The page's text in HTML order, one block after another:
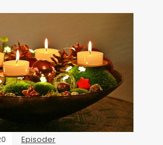
Episoder